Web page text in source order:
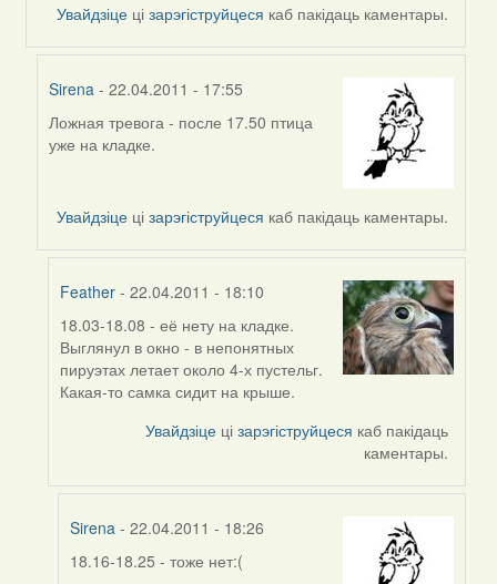
Berkut
Увайдзіце цізарэгіструйцеся каб пакідаць каментары.
Sirena - 22.04.2011 - 17:55
In
reply
Sirena
Ложная тревога - после 17.50 птица
уже на кладке.
Увайдзіце цізарэгіструйцеся каб пакідаць каментары.
Feather- 22.04.2011 - 18:10
In
reply
to
by
18.03-18.08 - её нету на кладке.
Выглянул в окно - в непонятных
пируэтах летает около 4-х пустельг.
Какая-то самка сидит на крыше.
Увайдзіце цізарэгіструйцеся каб пакідаць
каментары.
Sirena - 22.04.2011 - 18:26
In
18.16-18.25 - тоже нет:(